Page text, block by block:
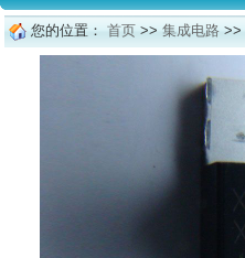
您的位置： 首页 >> 集成电路 >>